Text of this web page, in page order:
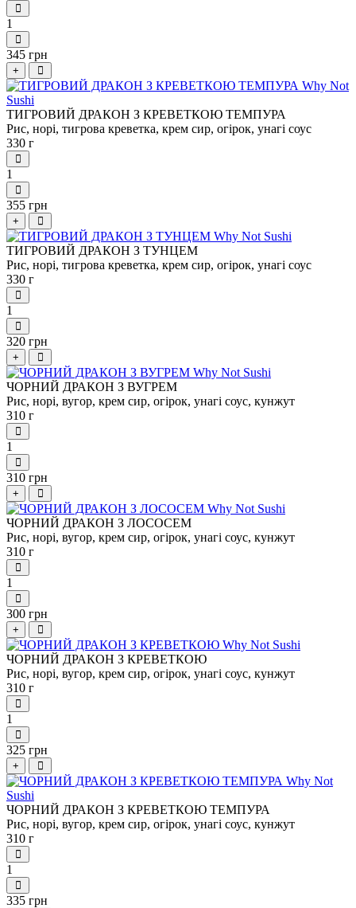
1
345 грн
+
ТИГРОВИЙ ДРАКОН З КРЕВЕТКОЮ ТЕМПУРА
Рис, норі, тигрова креветка, крем сир, огірок, унагі соус
330 г
1
355 грн
+
ТИГРОВИЙ ДРАКОН З ТУНЦЕМ
Рис, норі, тигрова креветка, крем сир, огірок, унагі соус
330 г
1
320 грн
+
ЧОРНИЙ ДРАКОН З ВУГРЕМ
Рис, норі, вугор, крем сир, огірок, унагі соус, кунжут
310 г
1
310 грн
+
ЧОРНИЙ ДРАКОН З ЛОСОСЕМ
Рис, норі, вугор, крем сир, огірок, унагі соус, кунжут
310 г
1
300 грн
+
ЧОРНИЙ ДРАКОН З КРЕВЕТКОЮ
Рис, норі, вугор, крем сир, огірок, унагі соус, кунжут
310 г
1
325 грн
+
ЧОРНИЙ ДРАКОН З КРЕВЕТКОЮ ТЕМПУРА
Рис, норі, вугор, крем сир, огірок, унагі соус, кунжут
310 г
1
335 грн